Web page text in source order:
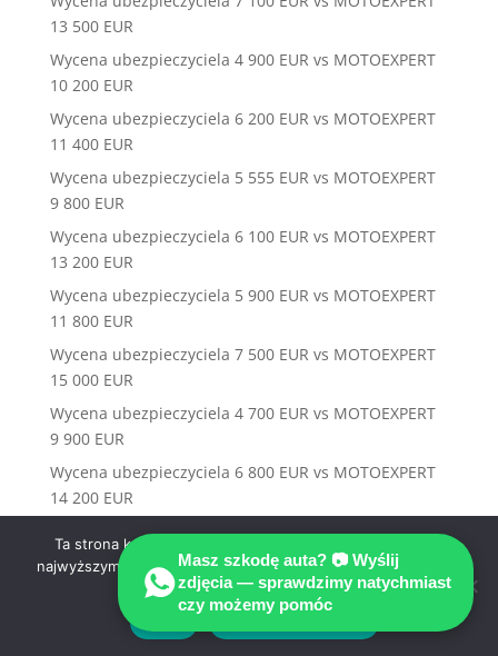
13 500 EUR
Wycena ubezpieczyciela 4 900 EUR vs MOTOEXPERT
10 200 EUR
Wycena ubezpieczyciela 6 200 EUR vs MOTOEXPERT
11 400 EUR
Wycena ubezpieczyciela 5 555 EUR vs MOTOEXPERT
9 800 EUR
Wycena ubezpieczyciela 6 100 EUR vs MOTOEXPERT
13 200 EUR
Wycena ubezpieczyciela 5 900 EUR vs MOTOEXPERT
11 800 EUR
Wycena ubezpieczyciela 7 500 EUR vs MOTOEXPERT
15 000 EUR
Wycena ubezpieczyciela 4 700 EUR vs MOTOEXPERT
9 900 EUR
Wycena ubezpieczyciela 6 800 EUR vs MOTOEXPERT
14 200 EUR
Wycena ubezpieczyciela 5 300 EUR vs MOTOEXPERT
12 000 EUR
Wycena ubezpieczyciela 7 100 EUR vs MOTOEXPERT
13 500 EUR
Masz szkodę auta? 📷 Wyślij
zdjęcia — sprawdzimy natychmiast
czy możemy pomóc
Ta strona korzysta z ciasteczek aby świadczyć usługi na
najwyższym poziomie. Dalsze korzystanie ze strony oznacza,
że zgadzasz się na ich użycie.